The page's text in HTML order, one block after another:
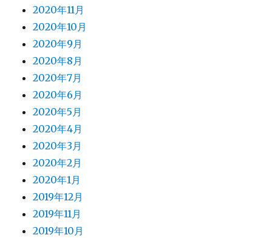
2020年11月
2020年10月
2020年9月
2020年8月
2020年7月
2020年6月
2020年5月
2020年4月
2020年3月
2020年2月
2020年1月
2019年12月
2019年11月
2019年10月